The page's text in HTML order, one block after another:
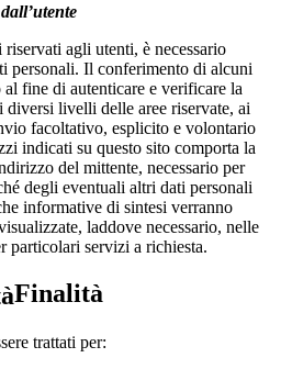
agli utenti, è necessario
personali. Il conferimento di alcuni
fine di autenticare e verificare la
diversi livelli delle aree riservate, ai
facoltativo, esplicito e volontario
indicati su questo sito comporta la
del mittente, necessario per
degli eventuali altri dati personali
informative di sintesi verranno
laddove necessario, nelle
particolari servizi a richiesta.
Finalità
trattati per: